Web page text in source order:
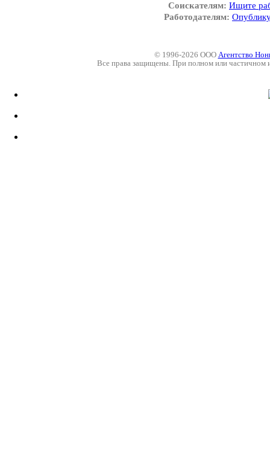
Соискателям: Ищите
Работодателям:
© 1996-2026 ООО Агентство
Все права защищены. При полном или частичном